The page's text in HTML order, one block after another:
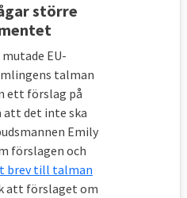
större
EU-
talman
ett förslag på
att det inte ska
Emily
förslagen och
brev till talman
att förslaget om